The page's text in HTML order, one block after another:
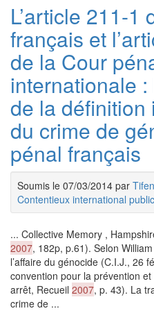
L’article 211-1
français et
de la Cour
internationale
de la définition
du crime de
pénal français
Soumis le 07/03/2014 par
Contentieux international public
... Collective Memory ,
2007, 182p, p.61). Selon
l’affaire du génocide (C.I.J., 26
convention pour la prévention
arrêt, Recueil 2007, p. 43). La
crime de ...